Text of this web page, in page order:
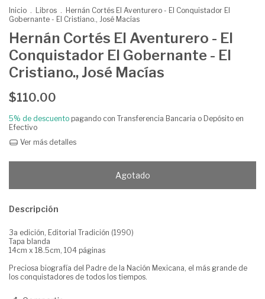
Inicio . Libros . Hernán Cortés El Aventurero - El Conquistador El
Gobernante - El Cristiano., José Macías
Hernán Cortés El Aventurero - El
Conquistador El Gobernante - El
Cristiano., José Macías
$110.00
5% de descuento pagando con Transferencia Bancaria o Depósito en
Efectivo
Ver más detalles
Descripción
3a edición, Editorial Tradición (1990)
Tapa blanda
14cm x 18.5cm, 104 páginas
Preciosa biografía del Padre de la Nación Mexicana, el más grande de
los conquistadores de todos los tiempos.